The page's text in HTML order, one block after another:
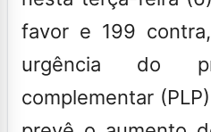
A Câmara dos
nesta terça-feira
favor e 199
urgência do